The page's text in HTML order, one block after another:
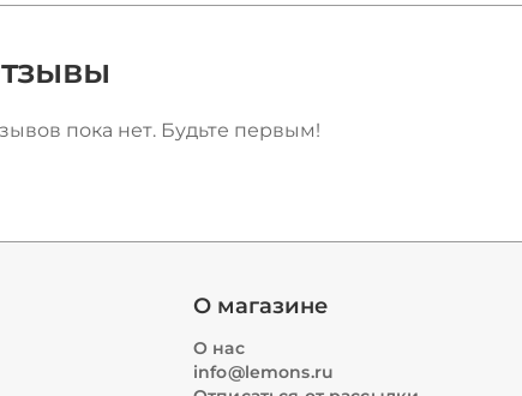
нить взять, как
чем
крепление
ошибки роняют
страз и подсказываем,
пока нет. Будьте первым!
О магазине
О нас
info@lemons.ru